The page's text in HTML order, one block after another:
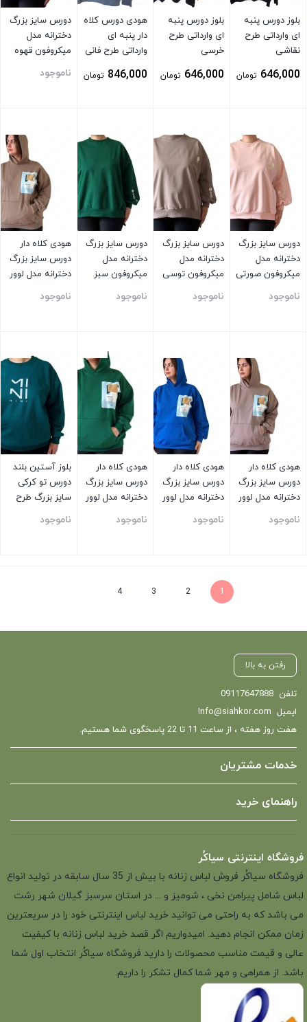
بلوز دورس پنبه
ای وارداتی طرح
نقاشی
646,000 تومان
بلوز دورس پنبه
ای وارداتی طرح
خرسی
646,000 تومان
هودی دورس کلاه
دار پنبه ای
وارداتی طرح فانی
846,000 تومان
دورس سایز بزرگ
دخترانه مدل
میکروفون قهوه
ناموجود
دورس سایز بزرگ
دخترانه مدل
میکروفون صورتی
ناموجود
دورس سایز بزرگ
دخترانه مدل
میکروفون توسی
ناموجود
دورس سایز بزرگ
دخترانه مدل
میکروفون سبز
ناموجود
هودی کلاه دار
دورس سایز بزرگ
دخترانه مدل لوور
ناموجود
هودی کلاه دار
دورس سایز بزرگ
دخترانه مدل لوور
ناموجود
هودی کلاه دار
دورس سایز بزرگ
دخترانه مدل لوور
ناموجود
هودی کلاه دار
دورس سایز بزرگ
دخترانه مدل لوور
ناموجود
بلوز آستین بلند
دورس تو کرکی
سایز بزرگ طرح
ناموجود
1
2
3
4
رفتن به بالا
تلفن 09117647888
ایمیل Info@siahkor.com
هفت روز هفته ، از ساعت 11 تا 22 پاسخگوی شما هستیم.
خدمات مشتریان
راهنمای خرید
فروشگاه اینترنتی سیاکُر
فروشگاه سیاکُر فروش لباس زنانه با بیش از 35 سال سابقه در تولید انواع
لباس شامل پیراهن نخی ، شومیز و ... در استان سرسبز گیلان شهر رشت
می باشد که به راحتی می توانید خرید لباس اینترنتی خود را در سریعترین
زمان ممکن انجام دهید. امیدواریم اگر قصد خرید لباس زنانه با کیفیت
عالی و قیمت مناسب محصولات را دارید فروشگاه سیاکُر انتخاب اول شما
باشد. از همراهی و مهر شما کمال تشکر را داریم.